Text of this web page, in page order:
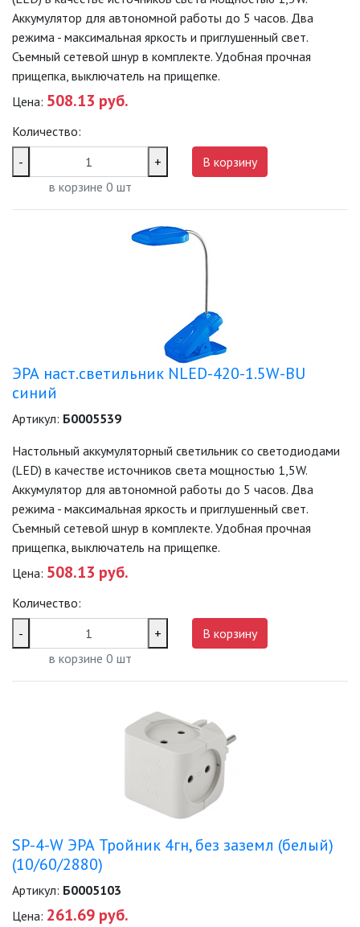
ОПЛАТА И ДОСТАВКА
Аккумулятор для автономной работы до 5 часов. Два
режима - максимальная яркость и приглушенный свет.
Съемный сетевой шнур в комплекте. Удобная прочная
прищепка, выключатель на прищепке.
Цена: 508.13 руб.
Количество:
-
+
в корзине 0 шт
В корзину
ЭРА наст.светильник NLED-420-1.5W-BU
синий
Артикул: Б0005539
Настольный аккумуляторный светильник со светодиодами
(LED) в качестве источников света мощностью 1,5W.
Аккумулятор для автономной работы до 5 часов. Два
режима - максимальная яркость и приглушенный свет.
Съемный сетевой шнур в комплекте. Удобная прочная
прищепка, выключатель на прищепке.
Цена: 508.13 руб.
Количество:
-
+
в корзине 0 шт
В корзину
SP-4-W ЭРА Тройник 4гн, без заземл (белый)
(10/60/2880)
Артикул: Б0005103
Цена: 261.69 руб.